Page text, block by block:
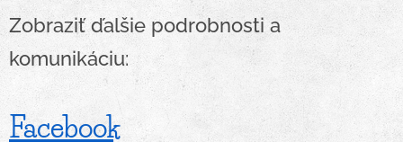
Zobraziť ďalšie podrobnosti a
komunikáciu:
Facebook